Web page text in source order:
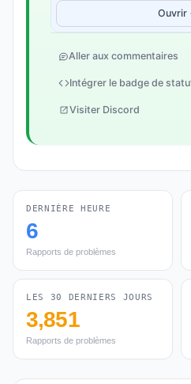
Ouvrir
Aller aux commentaires
Intégrer le badge de
Visiter Discord
DERNIÈRE HEURE
6
Rapports de problèmes
LES 30 DERNIERS JOURS
3,851
Rapports de problèmes